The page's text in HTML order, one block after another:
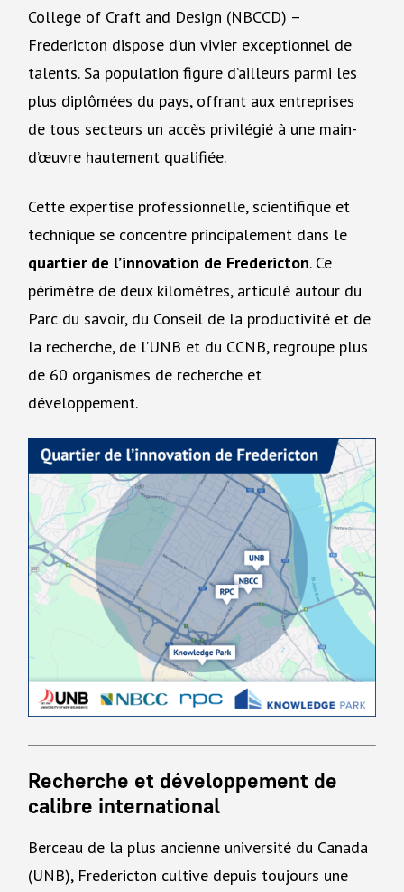
College of Craft and Design (NBCCD) –
Fredericton dispose d’un vivier exceptionnel de
talents. Sa population figure d’ailleurs parmi les
plus diplômées du pays, offrant aux entreprises
de tous secteurs un accès privilégié à une main-
d’œuvre hautement qualifiée.
Cette expertise professionnelle, scientifique et
technique se concentre principalement dans le
quartier de l’innovation de Fredericton. Ce
périmètre de deux kilomètres, articulé autour du
Parc du savoir, du Conseil de la productivité et de
la recherche, de l’UNB et du CCNB, regroupe plus
de 60 organismes de recherche et
développement.
Image
Recherche et développement de
calibre international
Berceau de la plus ancienne université du Canada
(UNB), Fredericton cultive depuis toujours une